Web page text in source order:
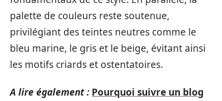
palette de couleurs reste soutenue,
privilégiant des teintes neutres comme le
bleu marine, le gris et le beige, évitant ainsi
les motifs criards et ostentatoires.
A lire également : Pourquoi suivre un blog